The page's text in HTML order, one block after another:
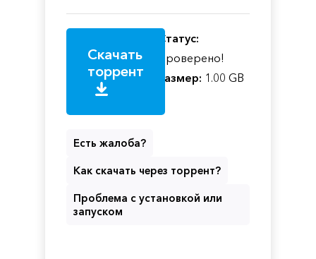
Скачать
торрент
Статус:
Проверено!
Размер: 1.00 GB
Есть жалоба?
Как скачать через торрент?
Проблема с установкой или
запуском